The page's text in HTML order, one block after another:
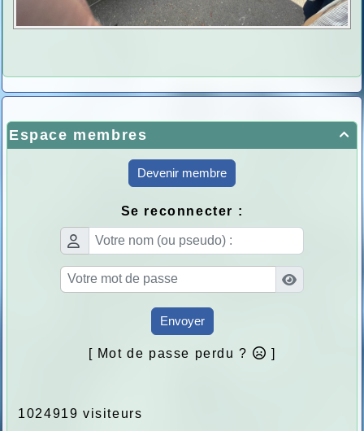

Espace membres
Devenir membre
Se reconnecter :
Envoyer
[ Mot de passe perdu ? ]
1024919 visiteurs